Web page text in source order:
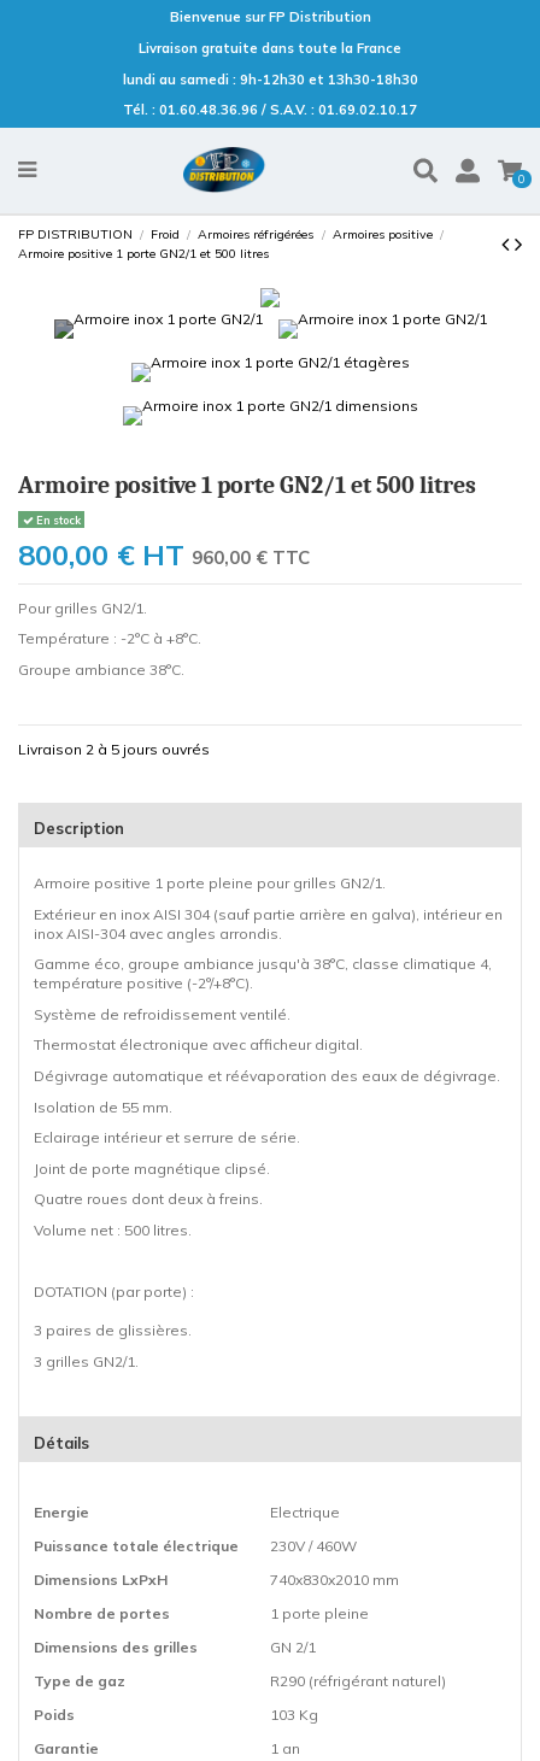
Bienvenue sur FP Distribution
Livraison gratuite dans toute la France
lundi au samedi : 9h-12h30 et 13h30-18h30
Tél. : 01.60.48.36.96 / S.A.V. : 01.69.02.10.17
0
FP DISTRIBUTION Froid Armoires réfrigérées
Armoires positive
Armoire positive 1 porte GN2/1 et 500 litres
Armoire positive 1 porte GN2/1 et 500 litres
En stock
800,00 € HT 960,00 € TTC
Pour grilles GN2/1.
Température : -2°C à +8°C.
Groupe ambiance 38°C.
Livraison 2 à 5 jours ouvrés
Description
Armoire positive 1 porte pleine pour grilles GN2/1.
Extérieur en inox AISI 304 (sauf partie arrière en galva), intérieur en
inox AISI-304 avec angles arrondis.
Gamme éco, groupe ambiance jusqu'à 38°C, classe climatique 4,
température positive (-2°/+8°C).
Système de refroidissement ventilé.
Thermostat électronique avec afficheur digital.
Dégivrage automatique et réévaporation des eaux de dégivrage.
Isolation de 55 mm.
Eclairage intérieur et serrure de série.
Joint de porte magnétique clipsé.
Quatre roues dont deux à freins.
Volume net : 500 litres.
DOTATION (par porte) :
3 paires de glissières.
3 grilles GN2/1.
Détails
Energie
Electrique
Puissance totale électrique
230V / 460W
Dimensions LxPxH
740x830x2010 mm
Nombre de portes
1 porte pleine
Dimensions des grilles
GN 2/1
Type de gaz
R290 (réfrigérant naturel)
Poids
103 Kg
Garantie
1 an